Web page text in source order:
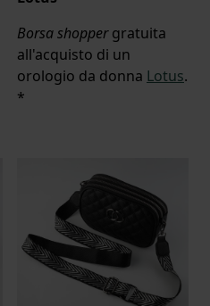
Borsa shoppergratuita
all'acquisto di un
orologio da donna Lotus.
*